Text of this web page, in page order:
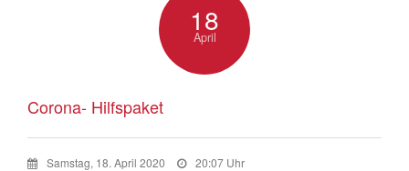
18
April
Corona- Hilfspaket
Samstag, 18. April 2020 20:07 Uhr